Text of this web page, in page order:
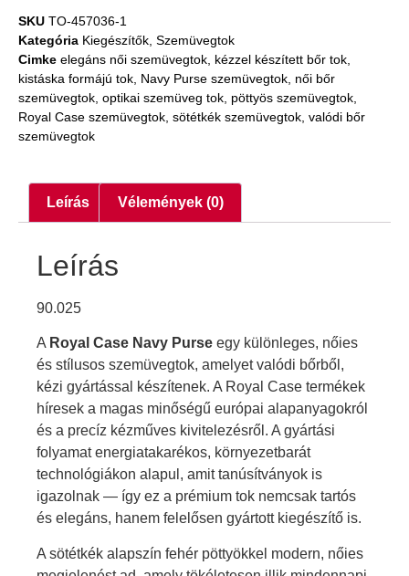
SKU TO-457036-1
Kategória Kiegészítők Szemüvegtok
Cimke elegáns női szemüvegtok kézzel készített bőr tok
kistáska formájú tok Navy Purse szemüvegtok női bőr
szemüvegtok optikai szemüveg tok pöttyös szemüvegtok
Royal Case szemüvegtok sötétkék szemüvegtok valódi bőr
szemüvegtok
Leírás Vélemények (0)
Leírás
90.025
A Royal Case Navy Purse egy különleges, nőies
és stílusos szemüvegtok, amelyet valódi bőrből,
kézi gyártással készítenek. A Royal Case termékek
híresek a magas minőségű európai alapanyagokról
és a precíz kézműves kivitelezésről. A gyártási
folyamat energiatakarékos, környezetbarát
technológiákon alapul, amit tanúsítványok is
igazolnak — így ez a prémium tok nemcsak tartós
és elegáns, hanem felelősen gyártott kiegészítő is.
A sötétkék alapszín fehér pöttyökkel modern, nőies